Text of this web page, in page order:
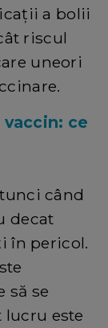
a bolii
riscul
uneori
ce
când
decat
în pericol.
să se
lucru este